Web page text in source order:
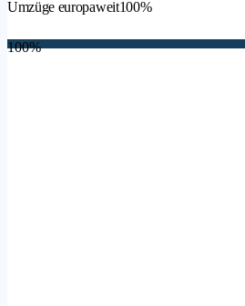
Umzüge europaweit100%
100%